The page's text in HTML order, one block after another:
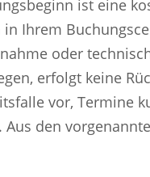
ist eine
Ihrem
oder
erfolgt keine
vor, Termine
den